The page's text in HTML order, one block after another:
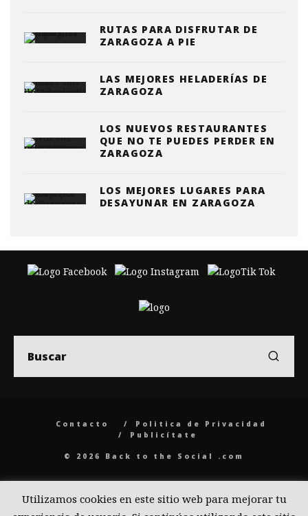
RUTAS PARA DISFRUTAR DE
ZARAGOZA A PIE
LAS MEJORES HELADERÍAS DE
ZARAGOZA
LOS NUEVOS RESTAURANTES
QUE NO TE PUEDES PERDER EN
ZARAGOZA
LOS MEJORES LUGARES PARA
DESAYUNAR EN ZARAGOZA
Contacto
Politica de Privacidad
Publicítate
© 2026 Back to the Social .com
Utilizamos cookies en este sitio web para mejorar tu